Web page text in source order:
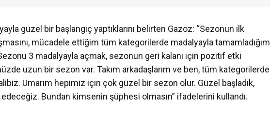
güzel bir başlangıç yaptıklarını belirten Gazoz: “Sezonun ilk
mücadele ettiğim tüm kategorilerde madalyayla tamamladığım
3 madalyayla açmak, sezonun geri kalanı için pozitif etki
uzun bir sezon var. Takım arkadaşlarım ve ben, tüm kategorilerde
Umarım hepimiz için çok güzel bir sezon olur. Güzel başladık,
Bundan kimsenin şüphesi olmasın” ifadelerini kullandı.